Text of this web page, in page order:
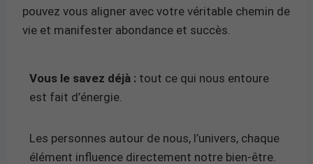
pouvez vous aligner avec votre véritable chemin de
vie et manifester abondance et succès.
Vous le savez déjà : tout ce qui nous entoure
est fait d’énergie.
Les personnes autour de nous, l’univers, chaque
élément influence directement notre bien-être.